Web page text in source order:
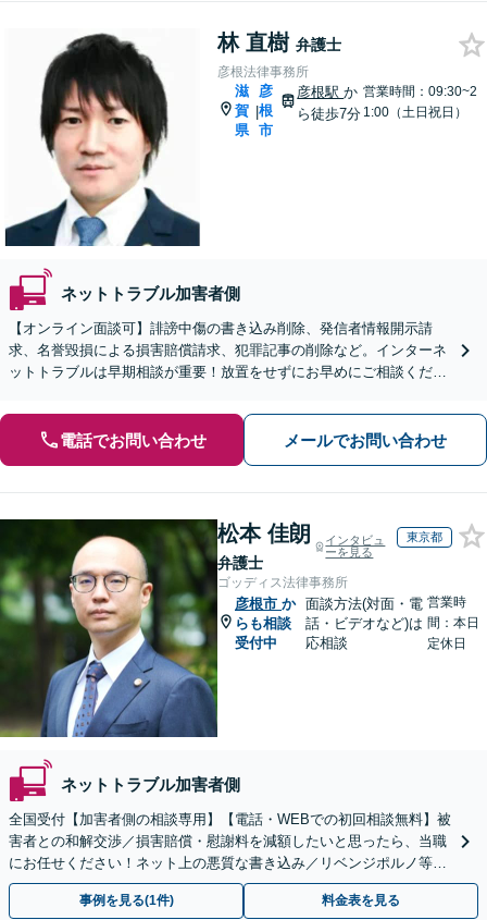
林 直樹 弁護士
彦根法律事務所
滋
賀
県
|
彦
根
市
彦根駅か
ら徒歩7分
営業時間：09:30~2
1:00（土日祝日）
ネットトラブル加害者側
【オンライン面談可】誹謗中傷の書き込み削除、発信者情報開示請
求、名誉毀損による損害賠償請求、犯罪記事の削除など。インターネ
ットトラブルは早期相談が重要！放置をせずにお早めにご相談くださ
電話でお問い合わせ メールでお問い合わせ
松本 佳朗
弁護士
インタビュ
ーを見る
東京都
ゴッディス法律事務所
彦根市 か
らも相談
受付中
面談方法(対面・電
話・ビデオなど)は
応相談
営業時
間：本日
定休日
ネットトラブル加害者側
全国受付【加害者側の相談専用】【電話・WEBでの初回相談無料】被
害者との和解交渉／損害賠償・慰謝料を減額したいと思ったら、当職
にお任せください！ネット上の悪質な書き込み／リベンジポルノ等、
代表弁護士が最後まで対応【関東エリア以外の相談も可】
事例を見る(1件) 料金表を見る